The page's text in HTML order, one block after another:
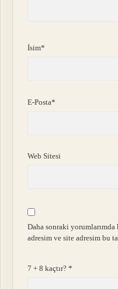
İsim*
E-Posta*
Web Sitesi
Daha sonraki yorumlarımda
adresim ve site adresim bu
7 + 8 kaçtır?*